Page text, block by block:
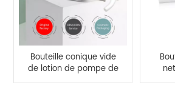
Bouteille conique vide
de lotion de pompe de
jet d'ANIMAL FAMILIER